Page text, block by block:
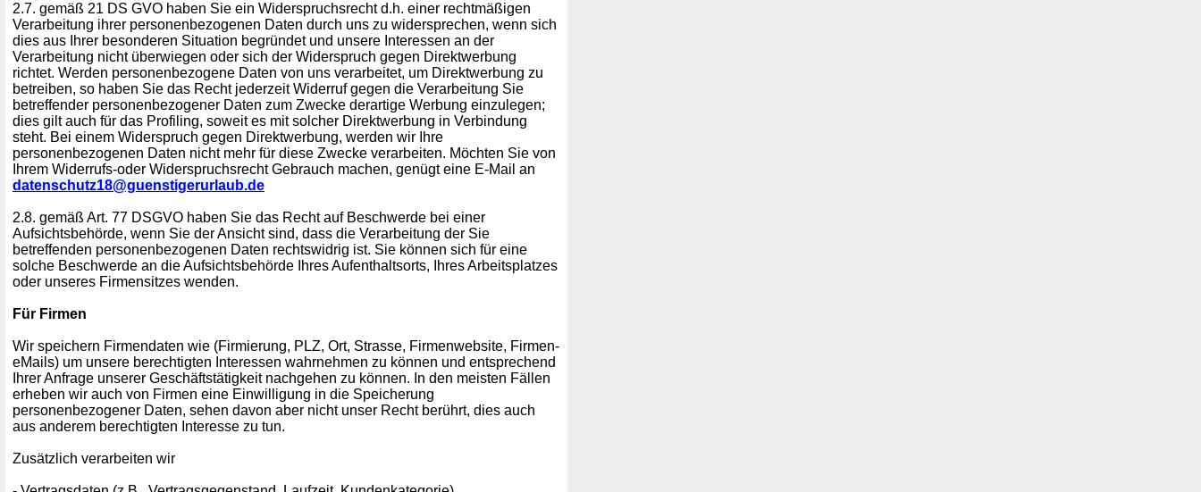
2.7. gemäß 21 DS GVO haben Sie ein Widerspruchsrecht d.h. einer rechtmäßigen
Verarbeitung ihrer personenbezogenen Daten durch uns zu widersprechen, wenn sich
dies aus Ihrer besonderen Situation begründet und unsere Interessen an der
Verarbeitung nicht überwiegen oder sich der Widerspruch gegen Direktwerbung
richtet. Werden personenbezogene Daten von uns verarbeitet, um Direktwerbung zu
betreiben, so haben Sie das Recht jederzeit Widerruf gegen die Verarbeitung Sie
betreffender personenbezogener Daten zum Zwecke derartige Werbung einzulegen;
dies gilt auch für das Profiling, soweit es mit solcher Direktwerbung in Verbindung
steht. Bei einem Widerspruch gegen Direktwerbung, werden wir Ihre
personenbezogenen Daten nicht mehr für diese Zwecke verarbeiten. Möchten Sie von
Ihrem Widerrufs-oder Widerspruchsrecht Gebrauch machen, genügt eine E-Mail an
datenschutz18@guenstigerurlaub.de
2.8. gemäß Art. 77 DSGVO haben Sie das Recht auf Beschwerde bei einer
Aufsichtsbehörde, wenn Sie der Ansicht sind, dass die Verarbeitung der Sie
betreffenden personenbezogenen Daten rechtswidrig ist. Sie können sich für eine
solche Beschwerde an die Aufsichtsbehörde Ihres Aufenthaltsorts, Ihres Arbeitsplatzes
oder unseres Firmensitzes wenden.
Für Firmen
Wir speichern Firmendaten wie (Firmierung, PLZ, Ort, Strasse, Firmenwebsite, Firmen-
eMails) um unsere berechtigten Interessen wahrnehmen zu können und entsprechend
Ihrer Anfrage unserer Geschäftstätigkeit nachgehen zu können. In den meisten Fällen
erheben wir auch von Firmen eine Einwilligung in die Speicherung
personenbezogener Daten, sehen davon aber nicht unser Recht berührt, dies auch
aus anderem berechtigten Interesse zu tun.
Zusätzlich verarbeiten wir